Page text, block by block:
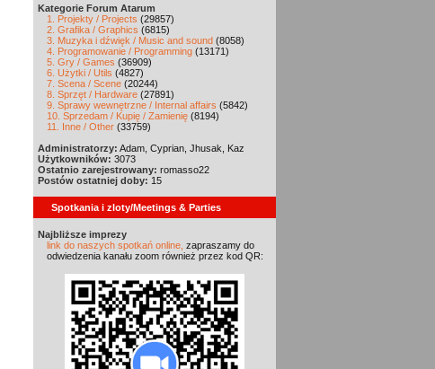
Kategorie Forum Atarum
1. Projekty / Projects (29857)
2. Grafika / Graphics (6815)
3. Muzyka i dźwięk / Music and sound (8058)
4. Programowanie / Programming (13171)
5. Gry / Games (36909)
6. Użytki / Utils (4827)
7. Scena / Scene (20244)
8. Sprzęt / Hardware (27891)
9. Sprawy wewnętrzne / Internal affairs (5842)
10. Sprzedam / Kupię / Zamienię (8194)
11. Inne / Other (33759)
Administratorzy: Adam, Cyprian, Jhusak, Kaz
Użytkowników: 3073
Ostatnio zarejestrowany: romasso22
Postów ostatniej doby: 15
Spotkania i zloty/Meetings & Parties
Najbliższe imprezy
link do naszych spotkań online, zapraszamy do
odwiedzenia kanału zoom również przez kod QR: